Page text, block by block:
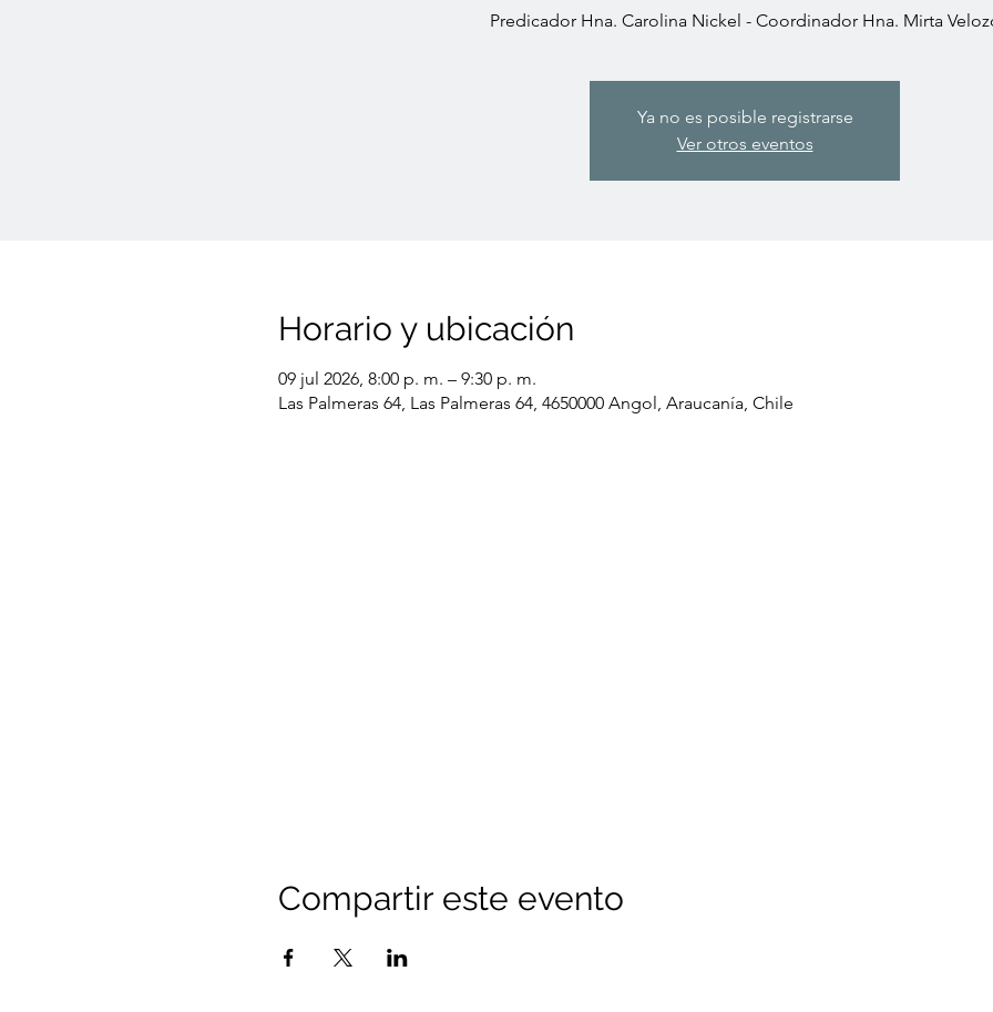
Predicador Hna. Carolina Nickel - Coordinador Hna. Mirta
Ya no es posible registrarse
Ver otros eventos
Horario y ubicación
09 jul 2026, 8:00 p. m. – 9:30 p. m.
Las Palmeras 64, Las Palmeras 64, 4650000 Angol, Araucanía, Chile
Compartir este evento